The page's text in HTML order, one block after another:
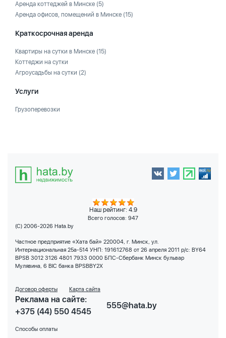
Аренда коттеджей в Минске (5)
Аренда офисов, помещений в Минске (15)
Краткосрочная аренда
Квартиры на сутки в Минске (15)
Коттеджи на сутки
Агроусадьбы на сутки (2)
Услуги
Грузоперевозки
Наш рейтинг: 4.9
Всего голосов: 947
(C) 2006-2026 Hata.by
Частное предприятие «Хата бай» 220004, г. Минск, ул.
Интернациональная 25а-514 УНП: 191612768 от 26 апреля 2011 р/с: BY64
BPSB 3012 3126 4801 7933 0000 БПС-Сбербанк Минск бульвар
Мулявина, 6 BIC банка BPSBBY2X
Договор оферты Карта сайта
Реклама на сайте:
+375 (44) 550 4545
555@hata.by
Способы оплаты